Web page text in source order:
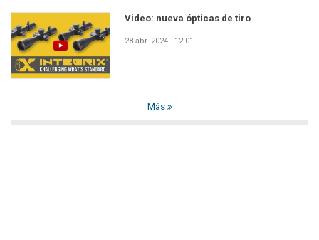
Video: nueva ópticas de tiro
28 abr. 2024 - 12:01
Más